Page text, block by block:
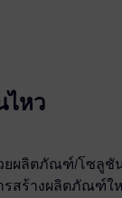
ไหว
ยผลิตภัณฑ์/โซลูชัน
รสร้างผลิตภัณฑ์